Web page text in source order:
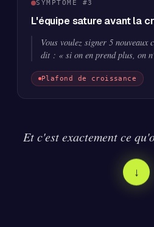
SYMPTÔME #3
L'équipe sature avant la
Vous voulez signer 5 nouveaux
dit : « si on en prend plus, on
Plafond de croissance
Et c'est exactement ce
↓